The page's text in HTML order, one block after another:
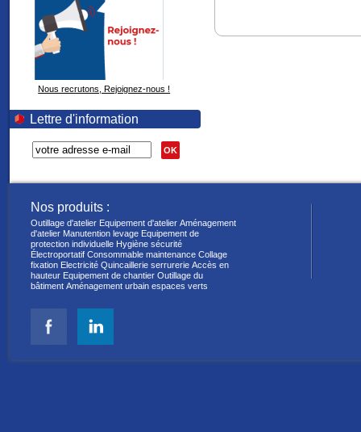
Nous recrutons, Rejoignez-nous !
Lettre d'information
OK
Nos produits :
Outillage d'atelier Equipement d'atelier Aménagement
d'atelier Manutention levage Equipement de
protection individuelle Hygiène sécurité
Électroportatif Consommable maintenance Collage
fixation Electricité Quincaillerie serrurerie Accès en
hauteur Equipement de chantier Outillage du
bâtiment Aménagement urbain espaces verts